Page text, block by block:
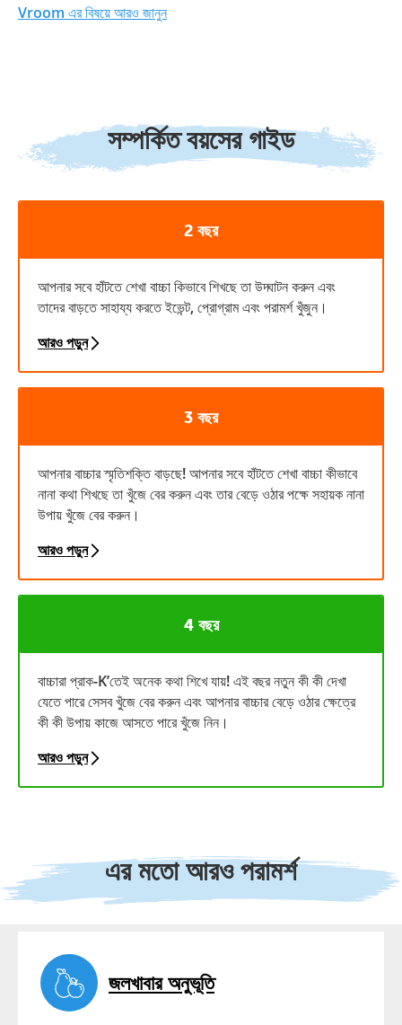
Vroom এর বিষয়ে আরও জানুন
সম্পর্কিত বয়সের গাইড
2 বছর
আপনার সবে হাঁটতে শেখা বাচ্চা কিভাবে শিখছে তা উদ্ঘাটন করুন এবং
তাদের বাড়তে সাহায্য করতে ইভেন্ট, প্রোগ্রাম এবং পরামর্শ খুঁজুন।
আরও পড়ুন
3 বছর
আপনার বাচ্চার স্মৃতিশক্তি বাড়ছে! আপনার সবে হাঁটতে শেখা বাচ্চা কীভাবে
নানা কথা শিখছে তা খুঁজে বের করুন এবং তার বেড়ে ওঠার পক্ষে সহায়ক নানা
উপায় খুঁজে বের করুন।
আরও পড়ুন
4 বছর
বাচ্চারা প্রাক-K’তেই অনেক কথা শিখে যায়! এই বছর নতুন কী কী দেখা
যেতে পারে সেসব খুঁজে বের করুন এবং আপনার বাচ্চার বেড়ে ওঠার ক্ষেত্রে
কী কী উপায় কাজে আসতে পারে খুঁজে নিন।
আরও পড়ুন
এর মতো আরও পরামর্শ
জলখাবার অনুভূতি